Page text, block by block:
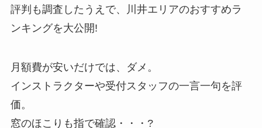
評判も調査したうえで、川井エリアのおすすめラ
ンキングを大公開!
月額費が安いだけでは、ダメ。
インストラクターや受付スタッフの一言一句を評
価。
窓のほこりも指で確認・・・?